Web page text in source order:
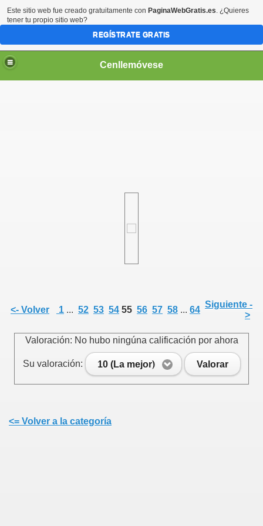
Cenllemóvese
<- Volver 1 ... 52 53 54 55 56 57 58 ... 64
Siguiente -
>
Valoración: No hubo ningúna calificación por ahora
Su valoración: 10 (La mejor) Valorar
<= Volver a la categoría
Este sitio web fue creado gratuitamente con PaginaWebGratis.es. ¿Quieres
tener tu propio sitio web?
REGÍSTRATE GRATIS